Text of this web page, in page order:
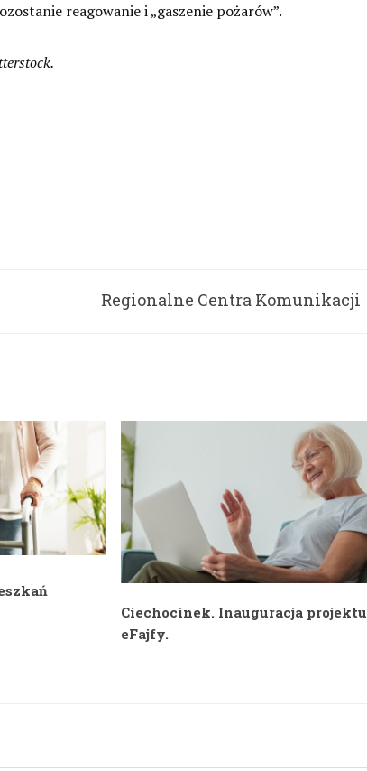
reagowanie i „gaszenie pożarów”.
Regionalne Centra Komunikacji
Ciechocinek. Inauguracja projektu
eFajfy.